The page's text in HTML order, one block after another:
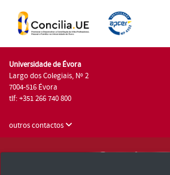
Universidade de Évora
Largo dos Colegiais, Nº 2
7004-516 Évora
tlf: +351 266 740 800
outros contactos